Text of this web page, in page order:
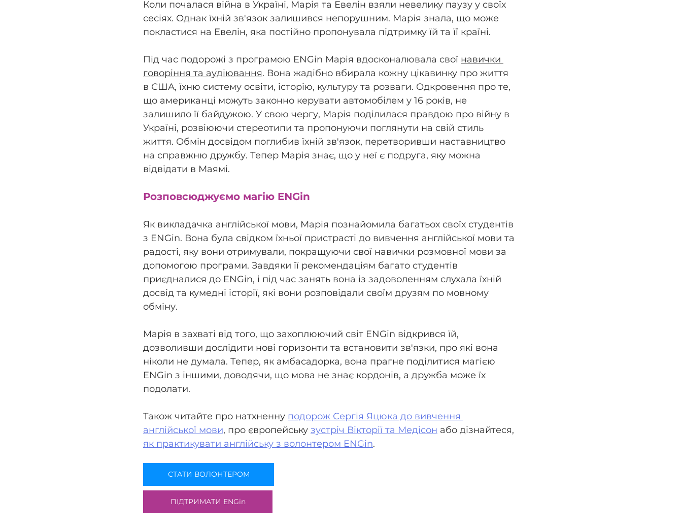
Коли почалася війна в Україні, Марія та Евелін взяли невелику паузу у своїх
сесіях. Однак їхній зв'язок залишився непорушним. Марія знала, що може
покластися на Евелін, яка постійно пропонувала підтримку їй та її країні.
Під час подорожі з програмою ENGin Марія вдосконалювала свої навички
говоріння та аудіювання. Вона жадібно вбирала кожну цікавинку про життя
в США, їхню систему освіти, історію, культуру та розваги. Одкровення про те,
що американці можуть законно керувати автомобілем у 16 років, не
залишило її байдужою. У свою чергу, Марія поділилася правдою про війну в
Україні, розвіюючи стереотипи та пропонуючи поглянути на свій стиль
життя. Обмін досвідом поглибив їхній зв'язок, перетворивши наставництво
на справжню дружбу. Тепер Марія знає, що у неї є подруга, яку можна
відвідати в Маямі.
Розповсюджуємо магію ENGin
Як викладачка англійської мови, Марія познайомила багатьох своїх студентів
з ENGin. Вона була свідком їхньої пристрасті до вивчення англійської мови та
радості, яку вони отримували, покращуючи свої навички розмовної мови за
допомогою програми. Завдяки її рекомендаціям багато студентів
приєдналися до ENGin, і під час занять вона із задоволенням слухала їхній
досвід та кумедні історії, які вони розповідали своїм друзям по мовному
обміну.
Марія в захваті від того, що захоплюючий світ ENGin відкрився їй,
дозволивши дослідити нові горизонти та встановити зв'язки, про які вона
ніколи не думала. Тепер, як амбасадорка, вона прагне поділитися магією
ENGin з іншими, доводячи, що мова не знає кордонів, а дружба може їх
подолати.
Також читайте про натхненну подорож Сергія Яцюка до вивчення
англійської мови, про європейську зустріч Вікторії та Медісон або дізнайтеся,
як практикувати англійську з волонтером ENGin.
СТАТИ ВОЛОНТЕРОМ
ПІДТРИМАТИ ENGin